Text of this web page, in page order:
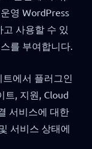
영 WordPress
고 사용할 수 있
를 부여합니다.
에서 플러그인
트, 지원, Cloud
서비스에 대한
서비스 상태에